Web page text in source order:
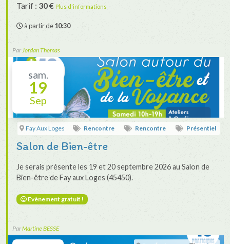
Tarif : 30 € Plus d'informations
à partir de10:30
ParJordan Thomas
sam.
19
Sep
Fay Aux Loges Rencontre Rencontre Présentiel
Salon de Bien-être
Je serais présente les 19 et 20 septembre 2026 au Salon de
Bien-être de Fay aux Loges (45450).
Evènement gratuit !
ParMartine BESSE